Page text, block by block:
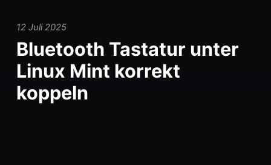
12 Juli 2025
Bluetooth Tastatur unter
Linux Mint korrekt
koppeln